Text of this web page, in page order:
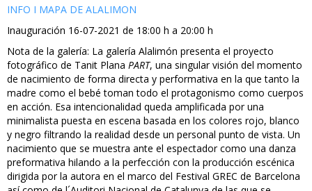
INFO I MAPA DE ALALIMON
Inauguración 16-07-2021 de 18:00 h a 20:00 h
Nota de la galería: La galería Alalimón presenta el proyecto
fotográfico de Tanit Plana PART, una singular visión del momento
de nacimiento de forma directa y performativa en la que tanto la
madre como el bebé toman todo el protagonismo como cuerpos
en acción. Esa intencionalidad queda amplificada por una
minimalista puesta en escena basada en los colores rojo, blanco
y negro filtrando la realidad desde un personal punto de vista. Un
nacimiento que se muestra ante el espectador como una danza
preformativa hilando a la perfección con la producción escénica
dirigida por la autora en el marco del Festival GREC de Barcelona